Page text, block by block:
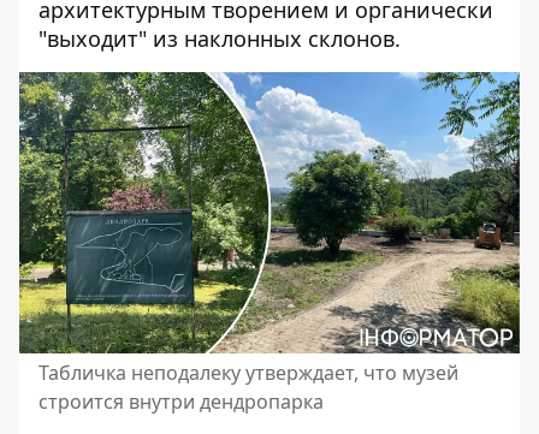
архитектурным творением и органически
"выходит" из наклонных склонов.
Табличка неподалеку утверждает, что музей
строится внутри дендропарка